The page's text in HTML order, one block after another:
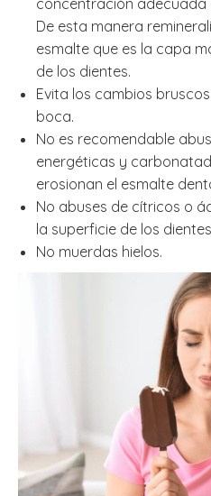
De esta manera
esmalte que es la capa
de los dientes.
Evita los cambios
boca.
No es recomendable
energéticas y
erosionan el esmalte
No abuses de cítricos o
la superficie de los
No muerdas hielos.